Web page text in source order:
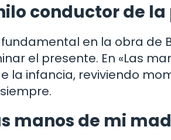
conductor de la
en la obra de
el presente. En «Las
la infancia, reviviendo
manos de mi